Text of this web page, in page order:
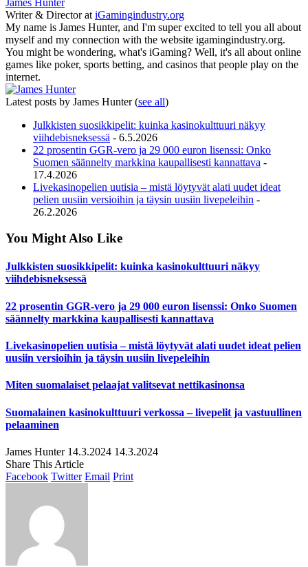
Writer & Directorat iGamingindustry.org
My name is James Hunter, and I'm super excited to tell you all about
myself and my connection with the website igamingindustry.org.
You might be wondering, what's iGaming? Well, it's all about online
games like poker, sports betting, and casinos that people play on the
internet.
Latest posts by James Hunter(see all)
Julkkisten suosikkipelit: kuinka kasinokulttuuri näkyy
viihdebisneksessä - 6.5.2026
22 prosentin GGR-vero ja 29 000 euron lisenssi: Onko
Suomen säännelty markkina kaupallisesti kannattava -
17.4.2026
Livekasinopelien uutisia – mistä löytyvät alati uudet ideat
pelien uusiin versioihin ja täysin uusiin livepeleihin -
26.2.2026
You Might Also Like
Julkkisten suosikkipelit: kuinka kasinokulttuuri näkyy
viihdebisneksessä
22 prosentin GGR-vero ja 29 000 euron lisenssi: Onko Suomen
säännelty markkina kaupallisesti kannattava
Livekasinopelien uutisia – mistä löytyvät alati uudet ideat pelien
uusiin versioihin ja täysin uusiin livepeleihin
Miten suomalaiset pelaajat valitsevat nettikasinonsa
Suomalainen kasinokulttuuri verkossa – livepelit ja vastuullinen
pelaaminen
James Hunter 14.3.2024 14.3.2024
Share This Article
Facebook Twitter Email Print